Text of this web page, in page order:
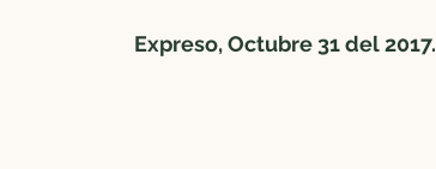
Expreso, Octubre 31 del 2017.